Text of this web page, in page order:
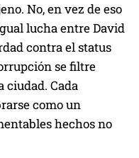
No, en vez de eso
lucha entre David
contra el status
se filtre
ciudad. Cada
como un
hechos no